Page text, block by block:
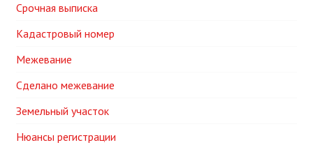
Срочная выписка
Кадастровый номер
Межевание
Сделано межевание
Земельный участок
Нюансы регистрации